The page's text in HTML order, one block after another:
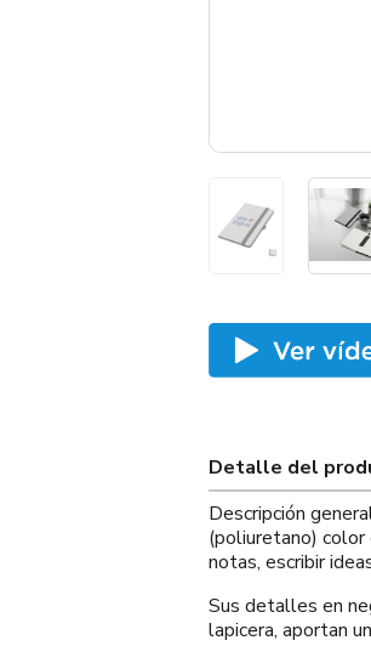
Detalle del
Descripción
(poliuretano) color
notas, escribir
Sus detalles en
lapicera, aportan